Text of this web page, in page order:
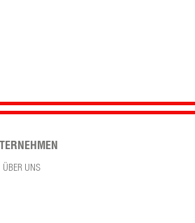
ÜBER UNS